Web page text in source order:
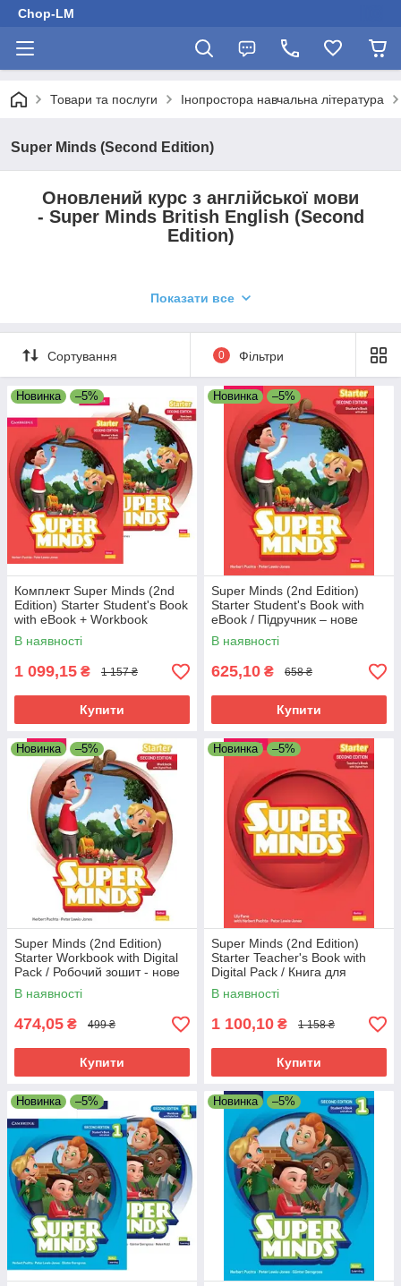
Chop-LM
Товари та послуги Інопростора навчальна література
Super Minds (Second Edition)
Оновлений курс з англійської мови
- Super Minds British English (Second
Edition)
Друге видання популярного англійського курсу -
ключових когнітивних функцій контролю для молодих учнів.
✔️Студенти насолоджуватимуться захоплюючими пригодами
з безстрашними персонажами, творчими проєктами,
автентичними проєктами CLIL та широкою практикою
навичок на шляху до B1.
✔️Друге видання підтримується всеосяжним і розширеним
цифровим пакетом у Cambridge One, включаючи анімацію у
стилі великого екрана таPractice Extraдля домашнього
використання.
Показати все
Сортування 0 Фільтри
Новинка –5%
Комплект Super Minds (2nd
Edition) Starter Student's Book
with eBook + Workbook
(Підручник + зошит)
В наявності
1 099,15 ₴ 1 157 ₴
Купити
Новинка –5%
Super Minds (2nd Edition)
Starter Student's Book with
eBook / Підручник – нове
видання
В наявності
625,10 ₴ 658 ₴
Купити
Новинка –5%
Super Minds (2nd Edition)
Starter Workbook with Digital
Pack / Робочий зошит - нове
видання
В наявності
474,05 ₴ 499 ₴
Купити
Новинка –5%
Super Minds (2nd Edition)
Starter Teacher's Book with
Digital Pack / Книга для
вчителя — нове видання
В наявності
1 100,10 ₴ 1 158 ₴
Купити
Новинка –5% Новинка –5%